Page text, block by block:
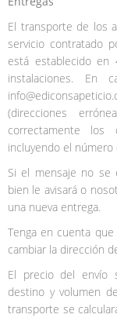
El transporte de los
servicio contratado
está establecido en
instalaciones. En
(direcciones
correctamente
incluyendo el
Si el mensaje no se
bien le avisará o
una nueva entrega.
Tenga en cuenta
cambiar la dirección
El precio del envío
destino y volumen
transporte se